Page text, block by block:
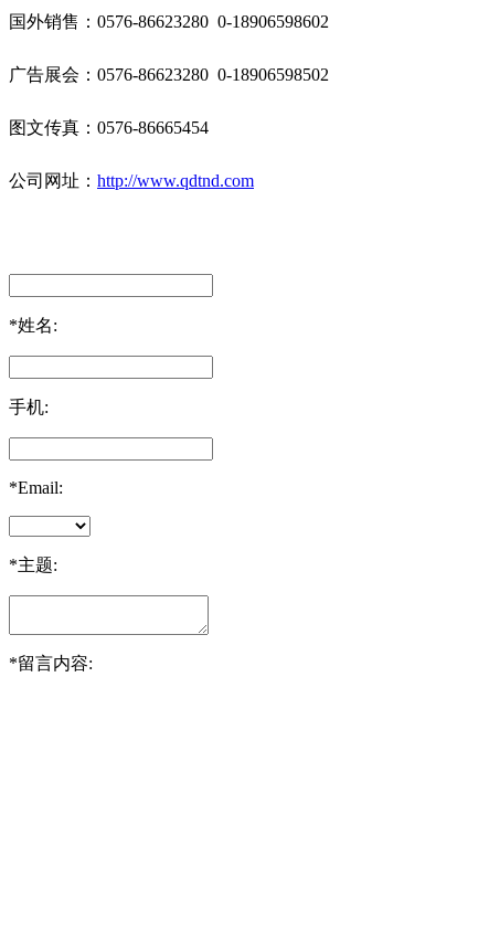
国外销售：0576-86623280 0-18906598602
广告展会：0576-86623280 0-18906598502
图文传真：0576-86665454
公司网址： http://www.qdtnd.com
*姓名:
手机:
*Email:
*主题:
*留言内容: